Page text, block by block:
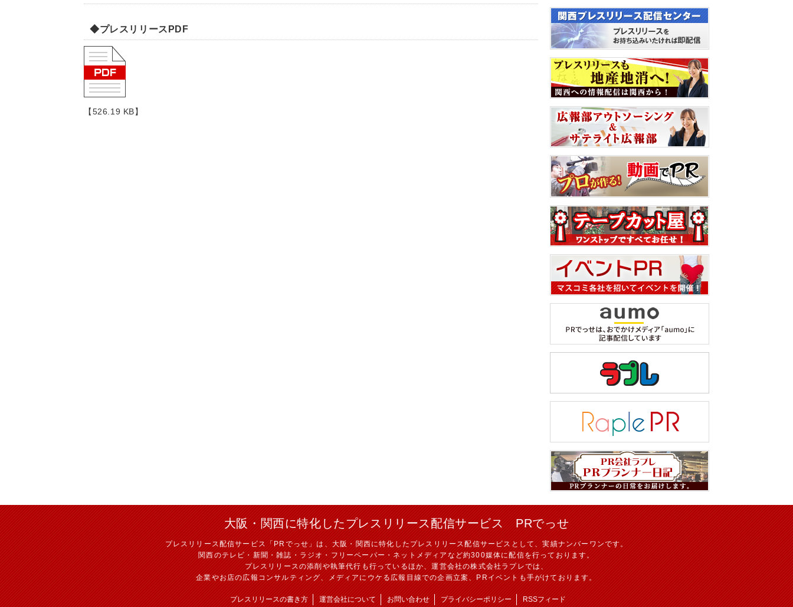
◆プレスリリースPDF
【526.19 KB】
大阪・関西に特化したプレスリリース配信サービス PRでっせ
プレスリリース配信サービス「PRでっせ」は、大阪・関西に特化したプレスリリース配信サービスとして、実績ナンバーワンです。
関西のテレビ・新聞・雑誌・ラジオ・フリーペーパー・ネットメディアなど約300媒体に配信を行っております。
プレスリリースの添削や執筆代行も行っているほか、運営会社の株式会社ラプレでは、
企業やお店の広報コンサルティング、メディアにウケる広報目線での企画立案、PRイベントも手がけております。
プレスリリースの書き方 運営会社について お問い合わせ プライバシーポリシー RSSフィード